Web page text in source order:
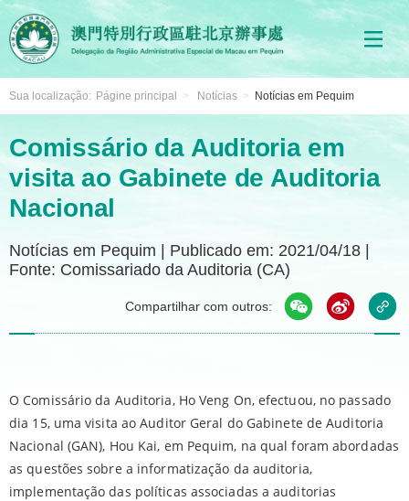
Sua localização: Págine principal > Notícias > Notícias em Pequim
Comissário da Auditoria em
visita ao Gabinete de Auditoria
Nacional
Notícias em Pequim | Publicado em: 2021/04/18 |
Fonte: Comissariado da Auditoria (CA)
Compartilhar com outros:
O Comissário da Auditoria, Ho Veng On, efectuou, no passado
dia 15, uma visita ao Auditor Geral do Gabinete de Auditoria
Nacional (GAN), Hou Kai, em Pequim, na qual foram abordadas
as questões sobre a informatização da auditoria,
implementação das políticas associadas a auditorias